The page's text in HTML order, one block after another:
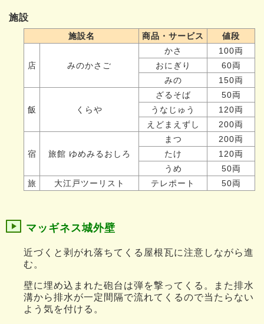
施設
施設名 商品・サービス 値段
店 みのかさご
かさ
100両
おにぎり
60両
みの
150両
飯 くらや
ざるそば
50両
うなじゅう
120両
えどまえずし
200両
宿 旅館 ゆめみるおしろ
まつ
200両
たけ
120両
うめ
50両
旅
大江戸ツーリスト テレポート 50両
マッギネス城外壁
近づくと剥がれ落ちてくる屋根瓦に注意しながら進
む。
壁に埋め込まれた砲台は弾を撃ってくる。また排水
溝から排水が一定間隔で流れてくるので当たらない
よう気を付ける。